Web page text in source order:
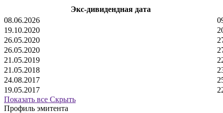
Экс-дивидендная дата
08.06.2026
19.10.2020
26.05.2020
26.05.2020
21.05.2019
21.05.2018
24.08.2017
19.05.2017
Показать все Скрыть
Профиль эмитента